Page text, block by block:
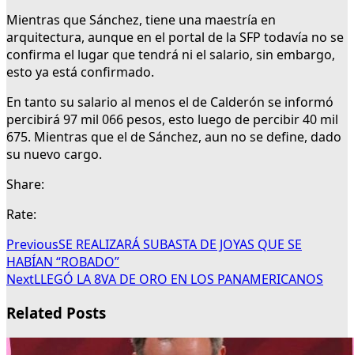
Mientras que Sánchez, tiene una maestría en
arquitectura, aunque en el portal de la SFP todavía no se
confirma el lugar que tendrá ni el salario, sin embargo,
esto ya está confirmado.
En tanto su salario al menos el de Calderón se informó
percibirá 97 mil 066 pesos, esto luego de percibir 40 mil
675. Mientras que el de Sánchez, aun no se define, dado
su nuevo cargo.
Share:
Rate:
PreviousSE REALIZARÁ SUBASTA DE JOYAS QUE SE
HABÍAN “ROBADO”
NextLLEGÓ LA 8VA DE ORO EN LOS PANAMERICANOS
Related Posts